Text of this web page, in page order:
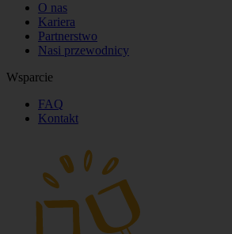
O nas
Kariera
Partnerstwo
Nasi przewodnicy
Wsparcie
FAQ
Kontakt